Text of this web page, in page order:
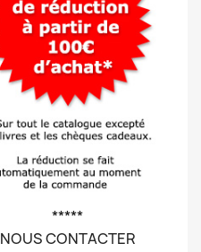
*****
NOUS CONTACTER